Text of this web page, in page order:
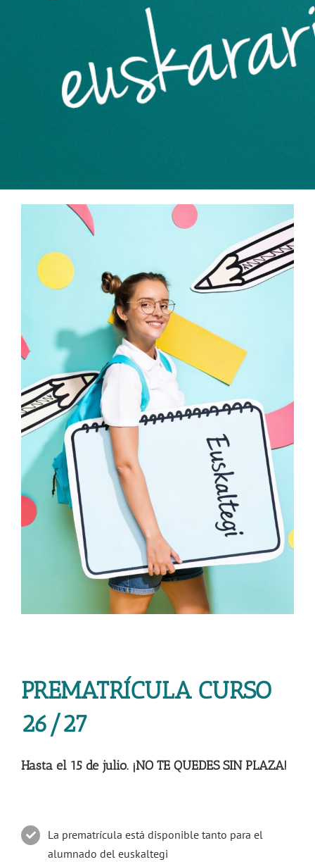
PREMATRÍCULA CURSO
26/27
Hasta el 15 de julio. ¡NO TE QUEDES SIN PLAZA!
La prematrícula está disponible tanto para el
alumnado del euskaltegi